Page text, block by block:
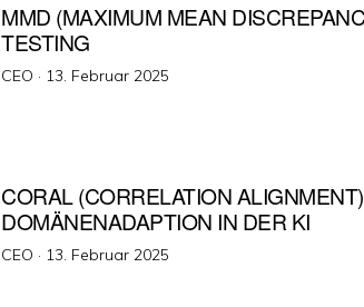
MMD (MAXIMUM MEAN
TESTING
CEO · Veröffentlicht
13. Februar 2025
CORAL (CORRELATION
DOMÄNENADAPTION IN DER KI
CEO · Veröffentlicht
13. Februar 2025